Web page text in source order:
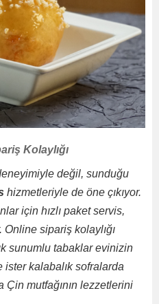
Kolaylığı
değil, sunduğu
hizmetleriyle de öne çıkıyor.
için hızlı paket servis,
sipariş kolaylığı
sunumlu tabaklar evinizin
ister kalabalık sofralarda
mutfağının lezzetlerini